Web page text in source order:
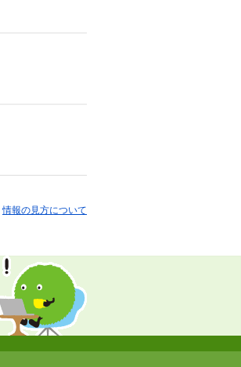
情報の見方について